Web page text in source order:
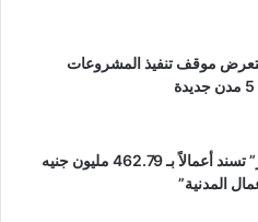
موقف تنفيذ المشروعات
“مدينة مصر” تسند أعمالاً بـ 462.79 مليون جنيه
المدنية”